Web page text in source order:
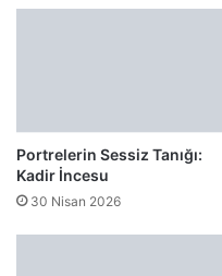
Portrelerin Sessiz Tanığı:
Kadir İncesu
30 Nisan 2026